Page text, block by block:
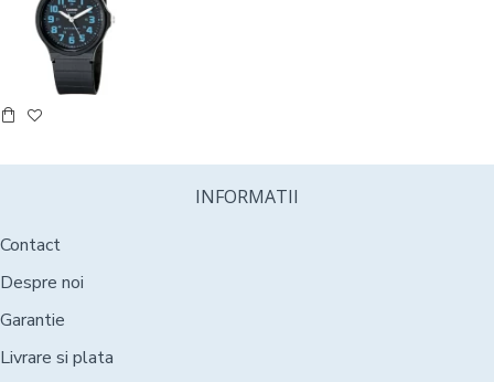
INFORMATII
Contact
Despre noi
Garantie
Livrare si plata